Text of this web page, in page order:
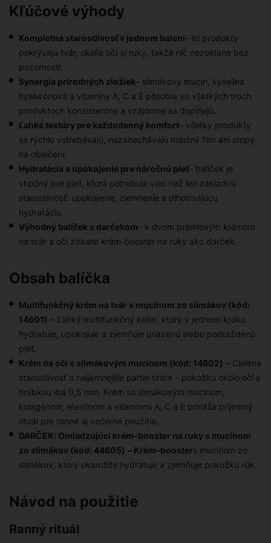
Kľúčové výhody
Kompletná starostlivosť v jednom balení– tri produkty
pokrývajú tvár, okolie očí aj ruky, takže nič nezostane bez
pozornosti.
Synergia prírodných zložiek– slimákový mucín, kyselina
hyalurónová a vitamíny A, C a E pôsobia vo všetkých troch
produktoch konzistentne a vzájomne sa dopĺňajú.
Ľahké textúry pre každodenný komfort– všetky produkty
sa rýchlo vstrebávajú, nezanechávajú mastný film ani stopy
na oblečení.
Hydratácia a upokojenie pre náročnú pleť– balíček je
vhodný pre pleť, ktorá potrebuje viac než len základnú
starostlivosť: upokojenie, zjemnenie a dlhotrvajúcu
hydratáciu.
Výhodný balíček s darčekom– k dvom prémiovým krémom
na tvár a oči získate krém-booster na ruky ako darček.
Obsah balíčka
Multifunkčný krém na tvár s mucínom zo slimákov (kód:
14601) – Ľahký multifunkčný krém, ktorý v jednom kroku
hydratuje, upokojuje a zjemňuje unavenú alebo podráždenú
pleť.
Krém na oči s slimákovým mucínom (kód: 14602) – Cielená
starostlivosť o najjemnejšie partie tváre – pokožku okolo očí s
hrúbkou iba 0,5 mm. Krém so slimákovým mucínom,
kolagénom, elastínom a vitamínmi A, C a E prináša príjemný
rituál pre ranné aj večerné použitie.
DARČEK: Omladzujúci krém-booster na ruky s mucínom
zo slimákov (kód: 44605) – Krém-boosters mucínom zo
slimákov, ktorý okamžite hydratuje a zjemňuje pokožku rúk.
Návod na použitie
Ranný rituál